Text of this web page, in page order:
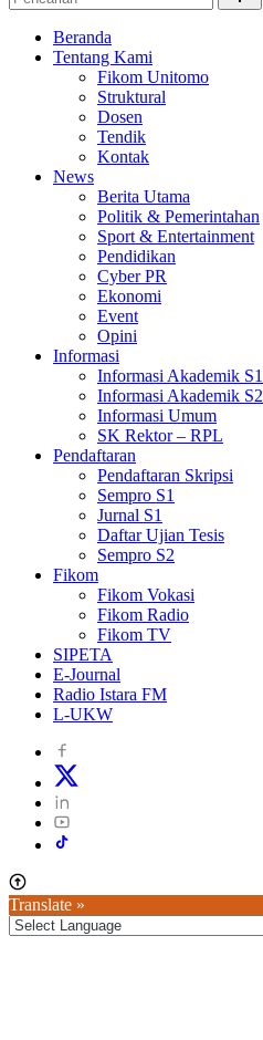
Beranda
Tentang Kami
Fikom Unitomo
Struktural
Dosen
Tendik
Kontak
News
Berita Utama
Politik & Pemerintahan
Sport & Entertainment
Pendidikan
Cyber PR
Ekonomi
Event
Opini
Informasi
Informasi Akademik S1
Informasi Akademik S2
Informasi Umum
SK Rektor – RPL
Pendaftaran
Pendaftaran Skripsi
Sempro S1
Jurnal S1
Daftar Ujian Tesis
Sempro S2
Fikom
Fikom Vokasi
Fikom Radio
Fikom TV
SIPETA
E-Journal
Radio Istara FM
L-UKW
Translate »